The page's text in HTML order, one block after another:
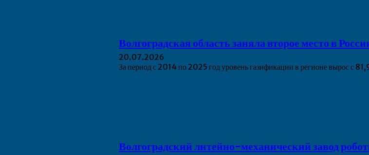
Волгоградская область заняла второе место в
20.07.2026
За период с 2014 по 2025 год уровень газификации в регионе вырос с
Волгоградский литейно-механический завод